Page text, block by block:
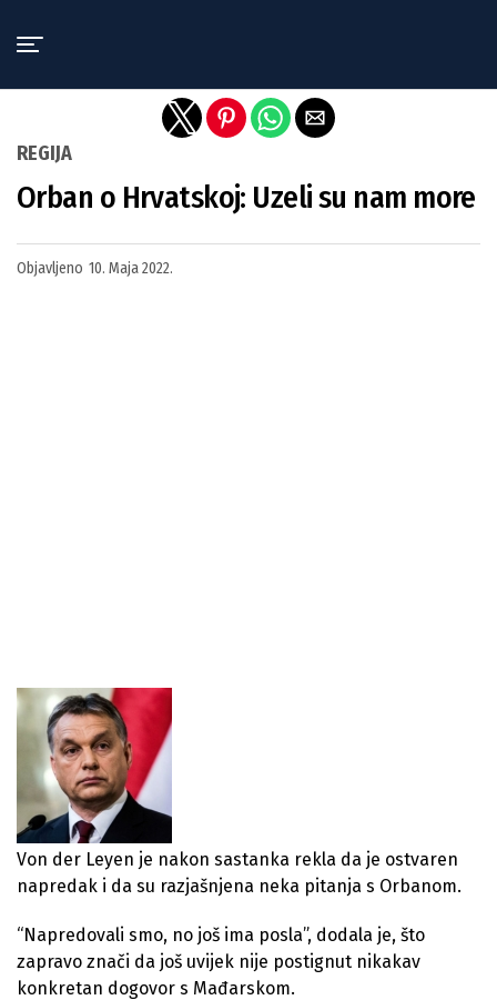
REGIJA
Orban o Hrvatskoj: Uzeli su nam more
Objavljeno 10. Maja 2022.
Von der Leyen je nakon sastanka rekla da je ostvaren
napredak i da su razjašnjena neka pitanja s Orbanom.
“Napredovali smo, no još ima posla”, dodala je, što
zapravo znači da još uvijek nije postignut nikakav
konkretan dogovor s Mađarskom.